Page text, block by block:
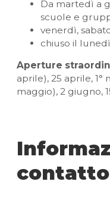
Da martedì a
scuole e
venerdì,
chiuso il
Aperture
aprile), 25 aprile, 1°
maggio), 2 giugno,
contatto